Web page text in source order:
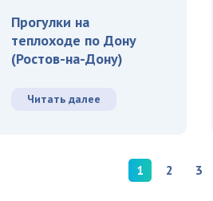
Прогулки на
теплоходе по Дону
(Ростов-на-Дону)
Читать далее
1 2 3